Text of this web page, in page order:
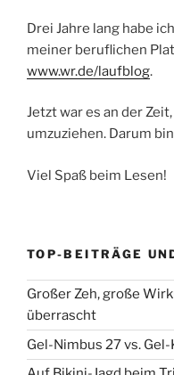
Drei Jahre lang habe
meiner beruflichen
www.wr.de/laufblog.
Jetzt war es an der
umzuziehen. Darum
Viel Spaß beim Lesen!
TOP-BEITRÄGE
Großer Zeh, große
überrascht
Gel-Nimbus 27 vs.